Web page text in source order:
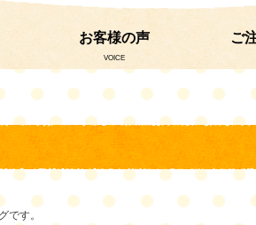
お客様の声
VOICE
ご
です。